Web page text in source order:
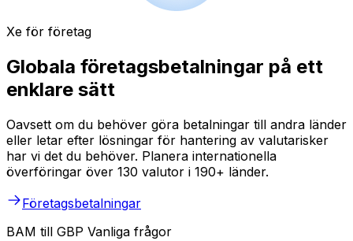
Xe för företag
Globala företagsbetalningar på ett
enklare sätt
Oavsett om du behöver göra betalningar till andra länder
eller letar efter lösningar för hantering av valutarisker
har vi det du behöver. Planera internationella
överföringar över 130 valutor i 190+ länder.
Företagsbetalningar
BAM till GBP Vanliga frågor